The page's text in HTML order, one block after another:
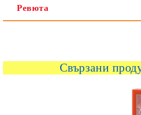
Ревюта
Свързани